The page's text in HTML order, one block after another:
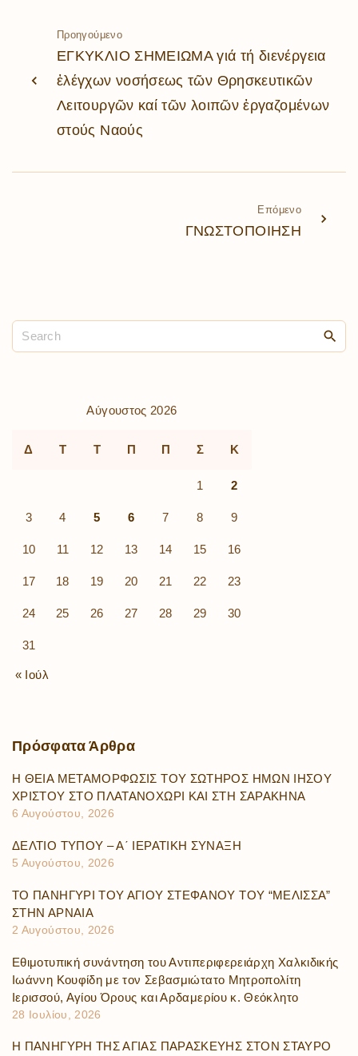
Προηγούμενο
ΕΓΚΥΚΛΙΟ ΣΗΜΕΙΩΜΑ γιά τή διενέργεια
ἐλέγχων νοσήσεως τῶν Θρησκευτικῶν
Λειτουργῶν καί τῶν λοιπῶν ἐργαζομένων
στούς Ναούς
Επόμενο
ΓΝΩΣΤΟΠΟΙΗΣΗ
Αύγουστος 2026
Δ Τ Τ Π Π Σ Κ
1 2
3 4 5 6 7 8 9
10 11 12 13 14 15 16
17 18 19 20 21 22 23
24 25 26 27 28 29 30
31
« Ιούλ
Πρόσφατα Άρθρα
Η ΘΕΙΑ ΜΕΤΑΜΟΡΦΩΣΙΣ ΤΟΥ ΣΩΤΗΡΟΣ ΗΜΩΝ ΙΗΣΟΥ
ΧΡΙΣΤΟΥ ΣΤΟ ΠΛΑΤΑΝΟΧΩΡΙ ΚΑΙ ΣΤΗ ΣΑΡΑΚΗΝΑ
6 Αυγούστου, 2026
ΔΕΛΤΙΟ ΤΥΠΟΥ – Α΄ ΙΕΡΑΤΙΚΗ ΣΥΝΑΞΗ
5 Αυγούστου, 2026
ΤΟ ΠΑΝΗΓΥΡΙ ΤΟΥ ΑΓΙΟΥ ΣΤΕΦΑΝΟΥ ΤΟΥ “ΜΕΛΙΣΣΑ”
ΣΤΗΝ ΑΡΝΑΙΑ
2 Αυγούστου, 2026
Εθιμοτυπική συνάντηση του Αντιπεριφερειάρχη Χαλκιδικής
Ιωάννη Κουφίδη με τον Σεβασμιώτατο Μητροπολίτη
Ιερισσού, Αγίου Όρους και Αρδαμερίου κ. Θεόκλητο
28 Ιουλίου, 2026
Η ΠΑΝΗΓΥΡΗ ΤΗΣ ΑΓΙΑΣ ΠΑΡΑΣΚΕΥΗΣ ΣΤΟΝ ΣΤΑΥΡΟ